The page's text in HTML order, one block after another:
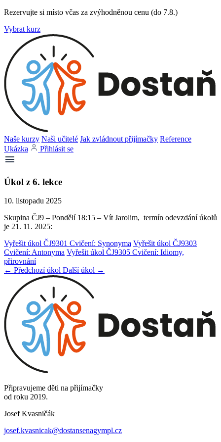
Rezervujte si místo včas za zvýhodněnou cenu (do 7.8.)
Vybrat kurz
Naše kurzy Naši učitelé Jak zvládnout přijímačky Reference
Ukázka
Přihlásit se
Úkol z 6. lekce
10. listopadu 2025
Skupina ČJ9 – Pondělí 18:15 – Vít Jarolim, termín odevzdání úkolů
je 21. 11. 2025:
Vyřešit úkol ČJ9301 Cvičení: Synonyma Vyřešit úkol ČJ9303
Cvičení: Antonyma Vyřešit úkol ČJ9305 Cvičení: Idiomy,
přirovnání
← Předchozí úkol Další úkol →
Připravujeme děti na přijímačky
od roku 2019.
Josef Kvasničák
josef.kvasnicak@dostansenagympl.cz